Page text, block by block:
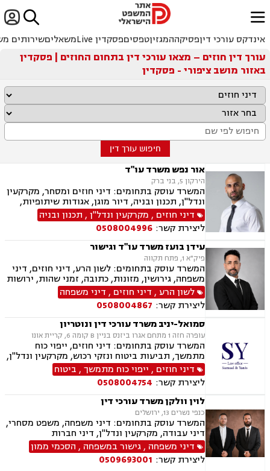

ﱐ
אינדקס עורכי דיןפסיקההמגזיןטפסיםפסקדין Live משאליםשירותים
עורך דין חוזים – מצאו עורכי דין בתחום החוזים | פסקדין
באזור מושב ציפורי - פסקדין
חיפוש עורך דין
אור נפש משרד עו"ד
הירקון 5, בני ברק
המשרד עוסק בתחומים: דיני חוזים ומסחר, מקרקעין
ונדל"ן, תכנון ובניה, דיור מוגן, אגודות שיתופיות,
ליקויי בנייה מושבים וקיבוצים, פינוי בינוי, קבוצות
רכישה, עסקאות מכר דירה, פינוי מושכר, הפקעת
קרקעות, מגרשים לבניה דיירות מוגנת, נחלות
ומשקים במושבים, רשות מקרקעי ישראל, צווי
הריסה, רישום קבלנים, בתים משותפים נדל"ן
ביהודה ושומרון, דיני תאגידים, אזרחי מסחרי, נזקי
רכוש.
דיני חוזים , מקרקעין ונדל"ן, תכנון ובניה
ליצירת קשר: 0508004996
עידן בועז משרד עו"ד וגישור
פיק"א 1, פתח תקווה
המשרד עוסק בתחומים: לשון הרע, דיני חוזים, דיני
משפחה, גירושין, מזונות, כתובה, זמני שהות, ירושות
וצוואת, הסכמי ממון, ייפוי כוח מתמשך, חלוקת רכוש,
ידועים בציבור, אפוטרופסות, צווי הרחקה, הגנת
הפרטיות, פינוי מושכר, מקרקעין ונדל"ן, עסקאות
מכר דירה.
לשון הרע , דיני חוזים , דיני משפחה
ליצירת קשר: 0508004867
סמואל-יניב משרד עורכי דין ונוטריון
עופרה חזה 1 מתחם אגרו ביזנס בניין B קומה 6, קריית אונו
המשרד עוסק בתחומים: דיני חוזים, ייפוי כוח
מתמשך, תביעות ביטוח ונזקי רכוש, מקרקעין ונדל"ן,
תמ"א 38, לשון הרע, ירושות וצוואות, מושבים
וקיבוצים, קבוצות רכישה, ליקוי בניה, פינוי בינוי,
פינוי מושכר, עסקאות מכר דירה, מגרשים לבניה,
נחלות ומשקים במושבים, רשות מקרקעי ישראל,
העברה בין דורית, בן ממשיך, נזקי גוף ותאונות,
תאונות דרכים, תאונות עבודה, תאונות תלמידים,
אובדן כושר עבודה, תאונות עקב רשלנות.
דיני חוזים , ייפוי כוח מתמשך, ביטוח
ליצירת קשר: 0508004754
לוין וולקן משרד עורכי דין
כנפי נשרים 13, ירושלים
המשרד עוסק בתחומים: דיני משפחה, משפט מסחרי,
דיני עבודה, מקרקעין ונדל"ן, דיני חברות
דיני משפחה ,גישור במשפחה , הסכמי ממון
ליצירת קשר: 0509693001